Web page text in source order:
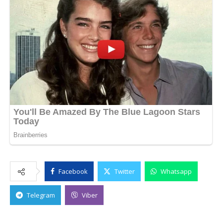
Facebook Twitter Whatsapp
Telegram Viber